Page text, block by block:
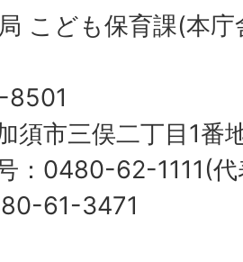
こども保育課(本
8501
須市三俣二丁目1番
：0480-62-1111(
61-3471